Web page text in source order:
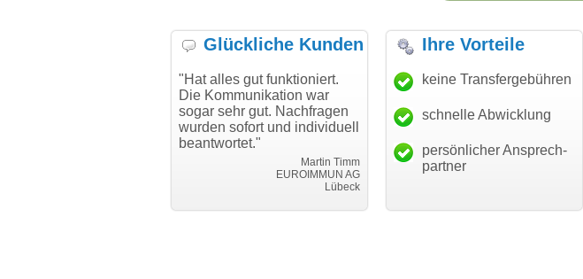
Glückliche Kunden
"Hat alles gut funktioniert.
Die Kommunikation war
sogar sehr gut. Nachfragen
wurden sofort und individuell
beantwortet."
Martin Timm
EUROIMMUN AG
Lübeck
"Danke für den schnellen
Transfer und guten Service!"
Thomas Schäfer
i can eckert communication GmbH
Ihre Vorteile
keine Transfergebühren
schnelle Abwicklung
persönlicher Ansprech-
partner